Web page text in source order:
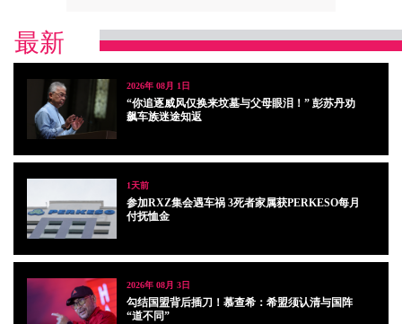
最新
2026年 08月 1日
“你追逐威风仅换来坟墓与父母眼泪！” 彭苏丹劝
飙车族迷途知返
1天前
参加RXZ集会遇车祸 3死者家属获PERKESO每月
付抚恤金
2026年 08月 3日
勾结国盟背后插刀！慕查希：希盟须认清与国阵
“道不同”